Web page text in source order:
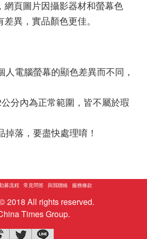
網頁圖片因攝影器材和螢幕色
異，實品顏色更佳。
人電腦螢幕的顯色差異而不同，
分內為正常範圍，皆不屬於瑕
掉落，要盡快處理唷！
募流程 常見問答 與我聯絡 服務條款
2018 All rights reserved.
Times Group.